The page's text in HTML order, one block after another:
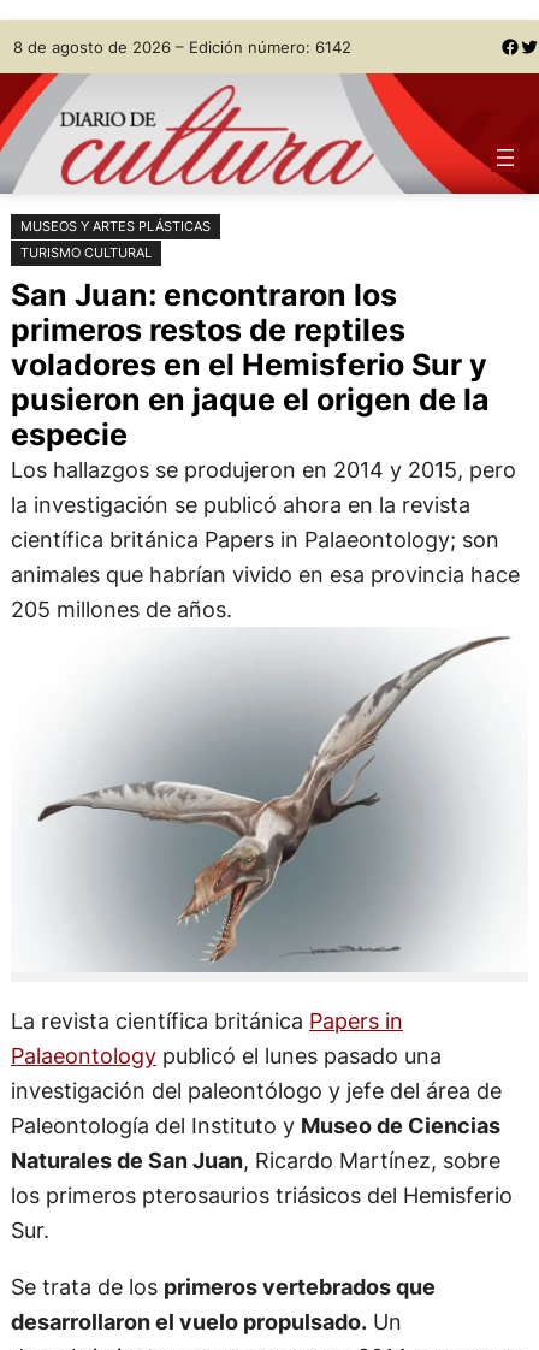
Saltar
al
contenido
Skip
to
content
8 de agosto de 2026 – Edición número: 6142 Facebook Twitter
MUSEOS Y ARTES PLÁSTICAS
TURISMO CULTURAL
San Juan: encontraron los
primeros restos de reptiles
voladores en el Hemisferio Sur y
pusieron en jaque el origen de la
especie
Los hallazgos se produjeron en 2014 y 2015, pero
la investigación se publicó ahora en la revista
científica británica Papers in Palaeontology; son
animales que habrían vivido en esa provincia hace
205 millones de años.
La revista científica británica Papers in
Palaeontologypublicó el lunes pasado una
investigación del paleontólogo y jefe del área de
Paleontología del Instituto y Museo de Ciencias
Naturales de San Juan, Ricardo Martínez, sobre
los primeros pterosaurios triásicos del Hemisferio
Sur.
Se trata de los primeros vertebrados que
desarrollaron el vuelo propulsado.Un